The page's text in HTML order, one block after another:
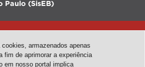
Paulo (SisEB)
| Arte: Passarim db
cookies, armazenados apenas
fim de aprimorar a experiência
em nosso portal implica